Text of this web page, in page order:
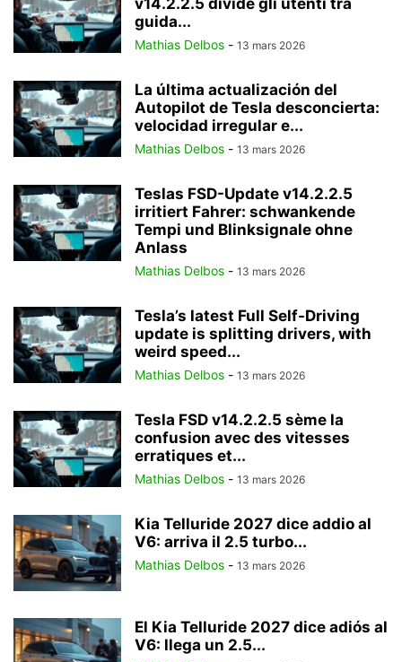
v14.2.2.5 divide gli utenti tra
guida...
Mathias Delbos - 13 mars 2026
La última actualización del
Autopilot de Tesla desconcierta:
velocidad irregular e...
Mathias Delbos - 13 mars 2026
Teslas FSD-Update v14.2.2.5
irritiert Fahrer: schwankende
Tempi und Blinksignale ohne
Anlass
Mathias Delbos - 13 mars 2026
Tesla’s latest Full Self-Driving
update is splitting drivers, with
weird speed...
Mathias Delbos - 13 mars 2026
Tesla FSD v14.2.2.5 sème la
confusion avec des vitesses
erratiques et...
Mathias Delbos - 13 mars 2026
Kia Telluride 2027 dice addio al
V6: arriva il 2.5 turbo...
Mathias Delbos - 13 mars 2026
El Kia Telluride 2027 dice adiós al
V6: llega un 2.5...